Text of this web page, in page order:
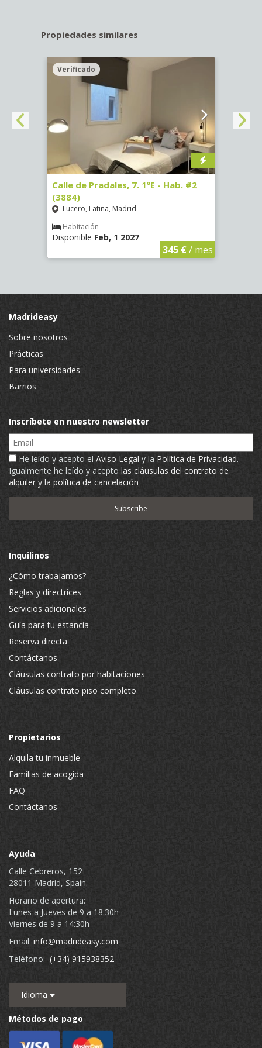
Propiedades similares
Verificado
Calle de Pradales, 7. 1ºE - Hab. #2
(3884)
Lucero, Latina, Madrid
Habitación
Disponible Feb, 1 2027
345 €/ mes
Madrideasy
Sobre nosotros
Prácticas
Para universidades
Barrios
Inscríbete en nuestro newsletter
Email
He leído y acepto el Aviso Legal y la Política de Privacidad.
Igualmente he leído y acepto las cláusulas del contrato de
alquiler y la política de cancelación
Inquilinos
¿Cómo trabajamos?
Reglas y directrices
Servicios adicionales
Guía para tu estancia
Reserva directa
Contáctanos
Cláusulas contrato por habitaciones
Cláusulas contrato piso completo
Propietarios
Alquila tu inmueble
Familias de acogida
FAQ
Contáctanos
Ayuda
Calle Cebreros, 152
28011 Madrid, Spain.
Horario de apertura:
Lunes a Jueves de 9 a 18:30h
Viernes de 9 a 14:30h
Email: info@madrideasy.com
Teléfono: (+34) 915938352
Idioma
Métodos de pago